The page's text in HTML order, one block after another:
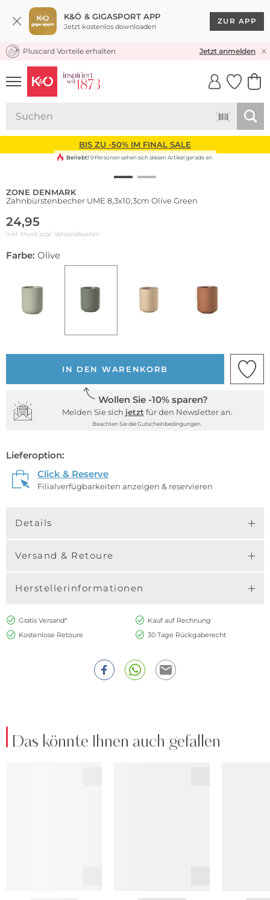
K&Ö & GIGASPORT APP
Jetzt kostenlos downloaden
ZUR APP
KOSTENLOSER VERSAND* & RÜCKVERSAND
Pluscard Vorteile erhalten Jetzt anmelden
UNSERE APP
CLICK &
BIS ZU -50% IM FINAL SALE
Beliebt! 9 Personen sehen sich diesen Artikel gerade an
ZONE DENMARK
Zahnbürstenbecher UME 8,3x10,3cm Olive Green
24,95
inkl. Mwst zzgl. Versandkosten
Farbe: Olive
IN DEN WARENKORB
Wollen Sie -10% sparen?
Melden Sie sich jetzt für den Newsletter an.
Beachten Sie die Gutscheinbedingungen.
Lieferoption:
Click & Reserve
Filialverfügbarkeiten anzeigen & reservieren
Details
Versand & Retoure
Herstellerinformationen
Gratis Versand*
Kauf auf Rechnung
Kostenlose Retoure
30 Tage Rückgaberecht
Das könnte Ihnen auch gefallen